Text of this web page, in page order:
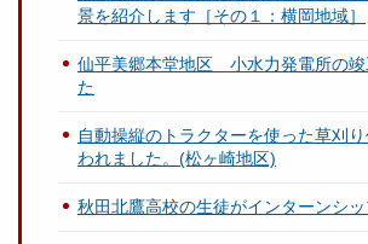
景を紹介します［その１：横岡地域］
仙平美郷本堂地区 小水力発電所の竣
た
自動操縦のトラクターを使った草刈
われました。(松ヶ崎地区)
秋田北鷹高校の生徒がインターンシッ